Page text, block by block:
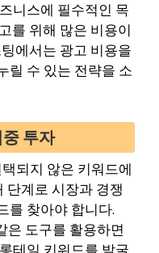
니스에 필수적인 목
를 위해 많은 비용이
에서는 광고 비용을
릴 수 있는 전략을 소
투자
되지 않은 키워드에
단계로 시장과 경쟁
를 찾아야 합니다.
도구를 활용하면